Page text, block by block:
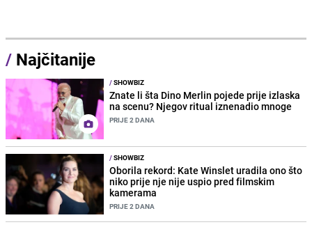
/ Najčitanije
/SHOWBIZ
Znate li šta Dino Merlin pojede prije izlaska
na scenu? Njegov ritual iznenadio mnoge
PRIJE 2 DANA
/SHOWBIZ
Oborila rekord: Kate Winslet uradila ono što
niko prije nje nije uspio pred filmskim
kamerama
PRIJE 2 DANA